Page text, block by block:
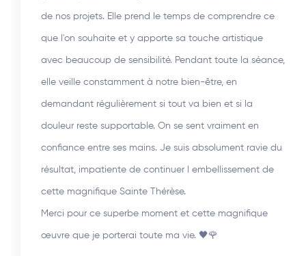
de nos projets. Elle prend le temps de comprendre ce
que l'on souhaite et y apporte sa touche artistique
avec beaucoup de sensibilité. Pendant toute la séance,
elle veille constamment à notre bien-être, en
demandant régulièrement si tout va bien et si la
douleur reste supportable. On se sent vraiment en
confiance entre ses mains. Je suis absolument ravie du
résultat, impatiente de continuer l embellissement de
cette magnifique Sainte Thérèse.
Merci pour ce superbe moment et cette magnifique
œuvre que je porterai toute ma vie. 🖤🌹